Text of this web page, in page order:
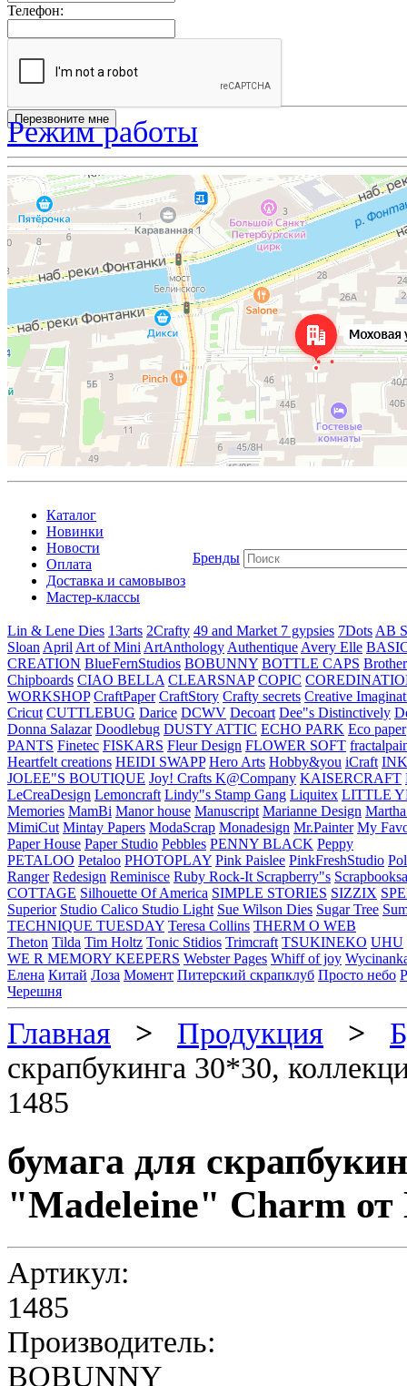
Телефон:
Режим работы
Каталог
Новинки
Новости
Оплата
Доставка и самовывоз
Мастер-классы
Бренды
Lin & Lene Dies 13arts 2Crafty 49 and Market 7 gypsies 7Dots AB
Sloan April Art of Mini ArtAnthology Authentique Avery Elle
CREATION BlueFernStudios BOBUNNY BOTTLE CAPS Brother
Chipboards CIAO BELLA CLEARSNAP COPIC
WORKSHOP CraftPaper CraftStory Crafty secrets Creative
Cricut CUTTLEBUG Darice DCWV Decoart Dee"s Distinctively
Donna Salazar Doodlebug DUSTY ATTIC ECHO PARK Eco paper
PANTS Finetec FISKARS Fleur Design FLOWER SOFT
Heartfelt creations HEIDI SWAPP Hero Arts Hobby&you iCraft
JOLEE"S BOUTIQUE Joy! Crafts K@Company KAISERCRAFT
LeCreaDesign Lemoncraft Lindy"s Stamp Gang Liquitex LITTLE
Memories MamBi Manor house Manuscript Marianne Design
MimiCut Mintay Papers ModaScrap Monadesign Mr.Painter My
Paper House Paper Studio Pebbles PENNY BLACK Peppy
PETALOO Petaloo PHOTOPLAY Pink Paislee PinkFreshStudio
Ranger Redesign Reminisce Ruby Rock-It Scrapberry"s
COTTAGE Silhouette Of America SIMPLE STORIES SIZZIX
Superior Studio Calico Studio Light Sue Wilson Dies Sugar Tree
TECHNIQUE TUESDAY Teresa Collins THERM O WEB
Theton Tilda Tim Holtz Tonic Stidios Trimcraft TSUKINEKO UHU
WE R MEMORY KEEPERS Webster Pages Whiff of joy
Елена Китай Лоза Момент Питерский скрапклуб Просто небо
Черешня
Главная > Продукция >
скрапбукинга 30*30,
1485
бумага для
"Madeleine" Charm от
Артикул:
1485
Производитель:
BOBUNNY